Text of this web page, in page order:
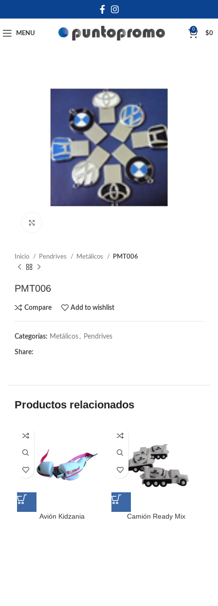
MENU
0
$0
Inicio Pendrives Metálicos PMT006
PMT006
Compare Add to wishlist
Categorías: Metálicos , Pendrives
Share:
Productos relacionados
Avión Kidzania Camión Ready Mix